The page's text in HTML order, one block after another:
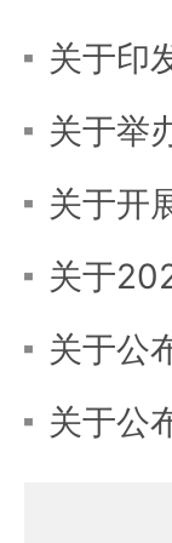
关于印
关于举